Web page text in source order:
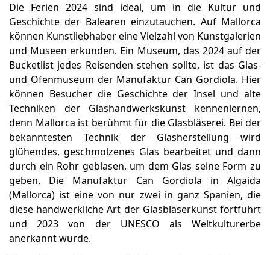
Die Ferien 2024 sind ideal, um in die Kultur und
Geschichte der Balearen einzutauchen. Auf Mallorca
können Kunstliebhaber eine Vielzahl von Kunstgalerien
und Museen erkunden. Ein Museum, das 2024 auf der
Bucketlist jedes Reisenden stehen sollte, ist das Glas-
und Ofenmuseum der Manufaktur Can Gordiola. Hier
können Besucher die Geschichte der Insel und alte
Techniken der Glashandwerkskunst kennenlernen,
denn Mallorca ist berühmt für die Glasbläserei. Bei der
bekanntesten Technik der Glasherstellung wird
glühendes, geschmolzenes Glas bearbeitet und dann
durch ein Rohr geblasen, um dem Glas seine Form zu
geben. Die Manufaktur Can Gordiola in Algaida
(Mallorca) ist eine von nur zwei in ganz Spanien, die
diese handwerkliche Art der Glasbläserkunst fortführt
und 2023 von der UNESCO als Weltkulturerbe
anerkannt wurde.